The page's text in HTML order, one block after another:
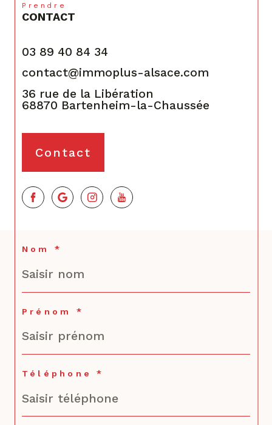
Nom *
Prénom *
Téléphone *
Prendre
CONTACT
03 89 40 84 34
contact@immoplus-alsace.com
36 rue de la Libération
68870
Bartenheim-la-Chaussée
Contact